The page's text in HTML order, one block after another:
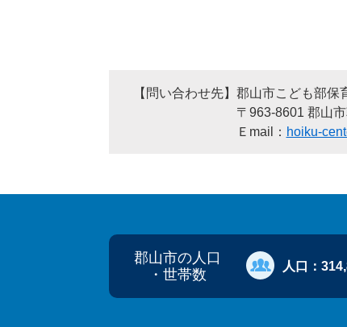
【問い合わせ先】郡山市こども部
〒963-8601 郡山市朝日一
Ｅmail： hoiku-
郡山市の人口
・世帯数
人口：